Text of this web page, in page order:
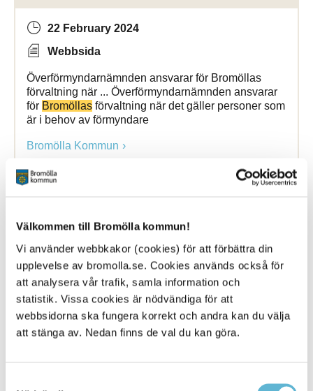
Välkommen till Bromölla kommun!
Vi använder webbkakor (cookies) för att förbättra din
upplevelse av bromolla.se. Cookies används också för
att analysera vår trafik, samla information och
statistik. Vissa cookies är nödvändiga för att
webbsidorna ska fungera korrekt och andra kan du välja
att stänga av. Nedan finns de val du kan göra.
22 February 2024
Webbsida
Överförmyndarnämnden ansvarar för Bromöllas
förvaltning när ... Överförmyndarnämnden ansvarar
för Bromöllas förvaltning när det gäller personer som
är i behov av förmyndare
Bromölla Kommun
12 May 2021
Webbsida
Är du intresserad av Bromöllas lokala historia finns
det många platser att ... Är du intresserad av
Bromöllas
lokala historia finns det många platser att
besöka. Iföverkens industrimuseum